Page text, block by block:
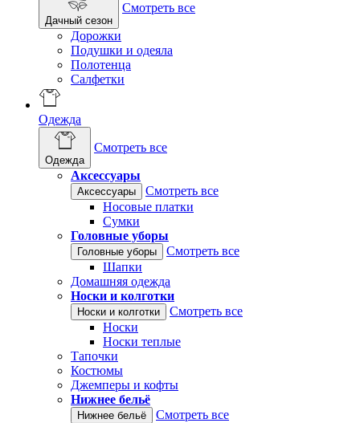
Дачный сезон
Смотреть все
Дорожки
Подушки и одеяла
Полотенца
Салфетки
Одежда
Одежда
Смотреть все
Аксессуары
Аксессуары
Смотреть все
Носовые платки
Сумки
Головные уборы
Головные уборы
Смотреть все
Шапки
Домашняя одежда
Носки и колготки
Носки и колготки
Смотреть все
Носки
Носки теплые
Тапочки
Костюмы
Джемперы и кофты
Нижнее бельё
Нижнее бельё
Смотреть все